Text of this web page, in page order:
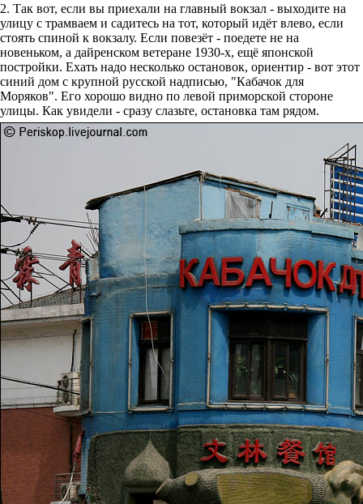
2. Так вот, если вы приехали на главный вокзал - выходите на
улицу с трамваем и садитесь на тот, который идёт влево, если
стоять спиной к вокзалу. Если повезёт - поедете не на
новеньком, а дайренском ветеране 1930-х, ещё японской
постройки. Ехать надо несколько остановок, ориентир - вот этот
синий дом с крупной русской надписью, "Кабачок для
Моряков". Его хорошо видно по левой приморской стороне
улицы. Как увидели - сразу слазьте, остановка там рядом.